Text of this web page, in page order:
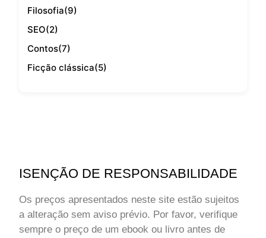
Filosofia(9)
SEO(2)
Contos(7)
Ficção clássica(5)
ISENÇÃO DE RESPONSABILIDADE
Os preços apresentados neste site estão sujeitos
a alteração sem aviso prévio. Por favor, verifique
sempre o preço de um ebook ou livro antes de